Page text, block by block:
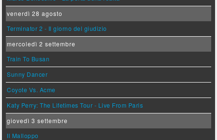
venerdì 28 agosto
Terminator 2 - Il giorno del giudizio
mercoledì 2 settembre
Train To Busan
Sunny Dancer
Coyote Vs. Acme
Katy Perry: The Lifetimes Tour - Live From Paris
giovedì 3 settembre
Il Malloppo